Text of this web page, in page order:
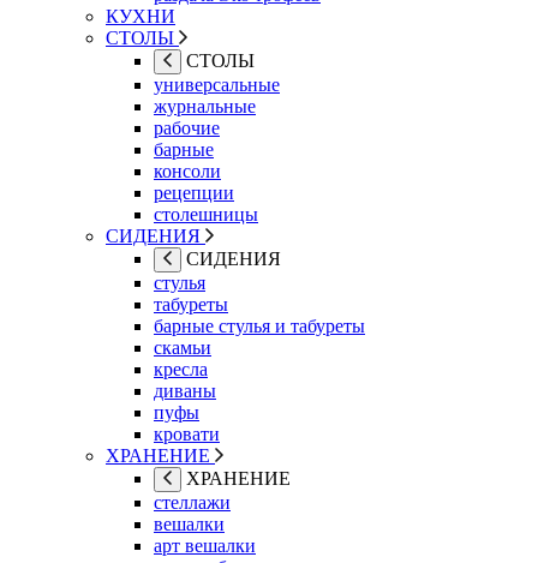
КУХНИ
СТОЛЫ
СТОЛЫ
универсальные
журнальные
рабочие
барные
консоли
рецепции
столешницы
СИДЕНИЯ
СИДЕНИЯ
стулья
табуреты
барные стулья и табуреты
скамьи
кресла
диваны
пуфы
кровати
ХРАНЕНИЕ
ХРАНЕНИЕ
стеллажи
вешалки
арт вешалки